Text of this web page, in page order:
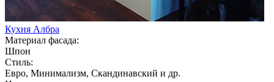
Кухня Албра
Материал фасада:
Шпон
Стиль:
Евро, Минимализм, Скандинавский и др.